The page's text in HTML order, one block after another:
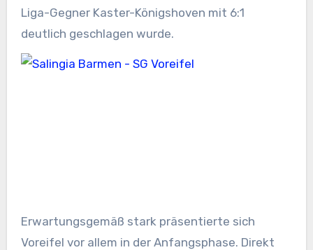
Liga-Gegner Kaster-Königshoven mit 6:1
deutlich geschlagen wurde.
Erwartungsgemäß stark präsentierte sich
Voreifel vor allem in der Anfangsphase. Direkt